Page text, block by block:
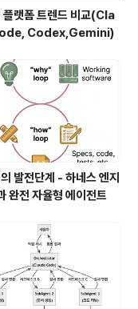
플랫폼 트렌드 비교(Cla
Codex,Gemini)
발전단계 - 하네스 엔지
완전 자율형 에이전트